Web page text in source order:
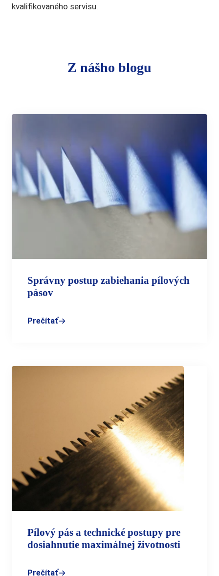
kvalifikovaného servisu.
Z nášho blogu
Správny postup zabiehania pílových
pásov
Prečítať
Pílový pás a technické postupy pre
dosiahnutie maximálnej životnosti
Prečítať